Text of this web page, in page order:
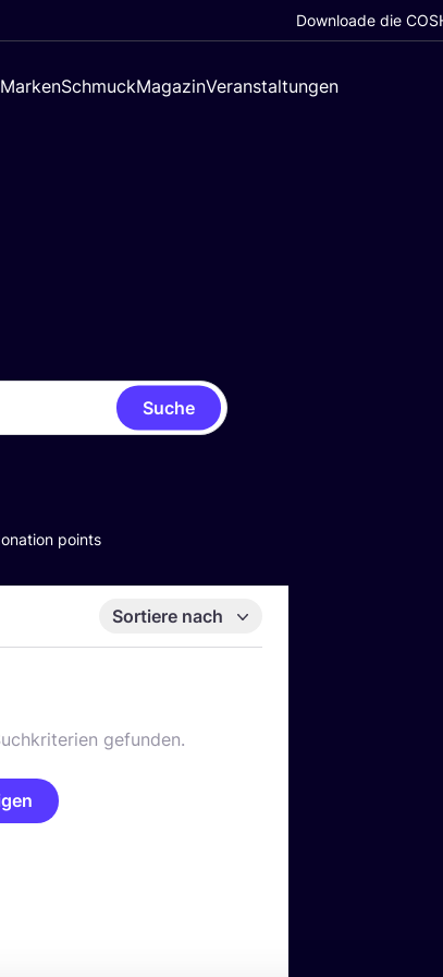
Downloade die
MarkenSchmuckMagazinVeranstaltungen
Suche
points
Sortiere nach
gefunden.